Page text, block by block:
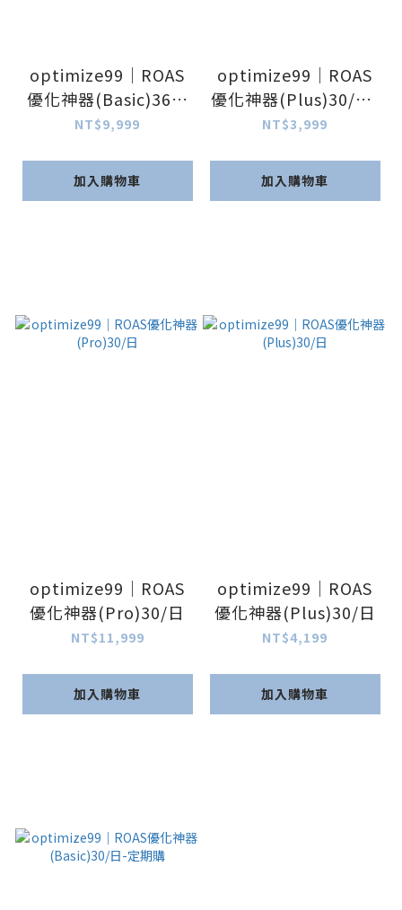
optimize99｜ROAS
優化神器(Basic)365/
日-定期購
NT$9,999
加入購物車
optimize99｜ROAS
優化神器(Plus)30/日-
定期購
NT$3,999
加入購物車
optimize99｜ROAS
優化神器(Pro)30/日
NT$11,999
加入購物車
optimize99｜ROAS
優化神器(Plus)30/日
NT$4,199
加入購物車